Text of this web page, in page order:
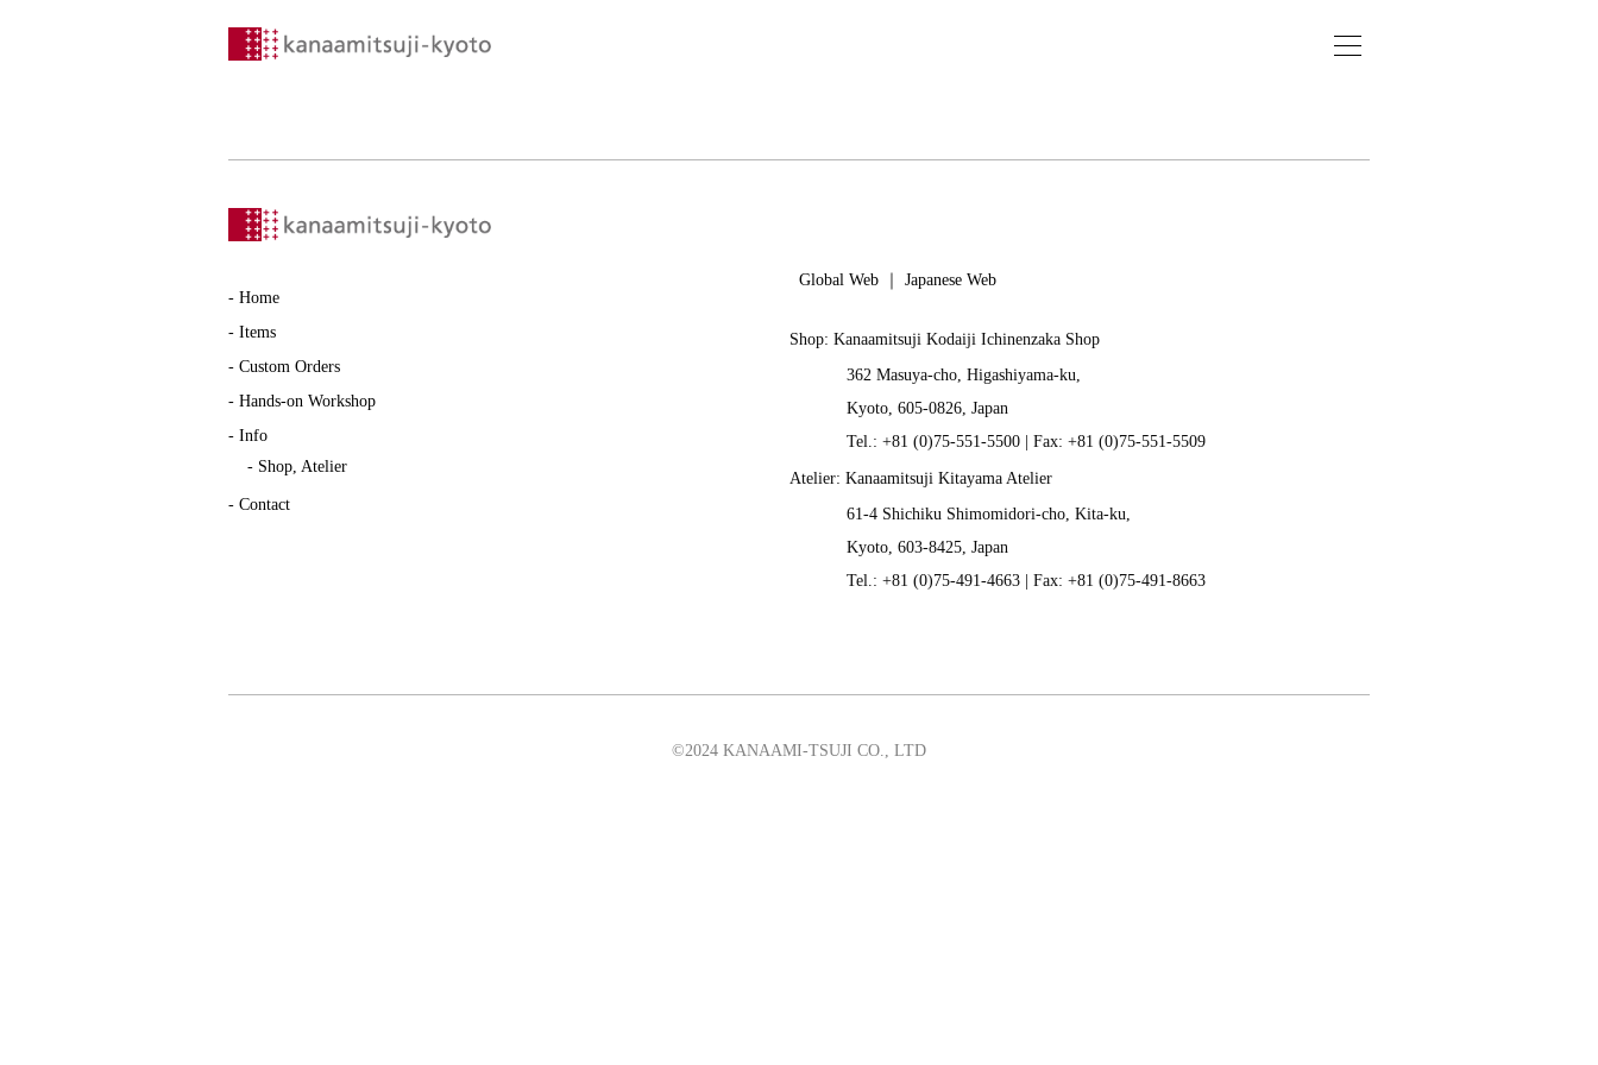
- Home
- Items
- Custom Orders
- Hands-on Workshop
- Info
- Shop, Atelier
- Contact
Global Web Japanese Web
Shop: Kanaamitsuji Kodaiji Ichinenzaka Shop
362 Masuya-cho, Higashiyama-ku,
Kyoto, 605-0826, Japan
Tel.: +81 (0)75-551-5500 | Fax: +81 (0)75-551-5509
Atelier: Kanaamitsuji Kitayama Atelier
61-4 Shichiku Shimomidori-cho, Kita-ku,
Kyoto, 603-8425, Japan
Tel.: +81 (0)75-491-4663 | Fax: +81 (0)75-491-8663
©2024 KANAAMI-TSUJI CO., LTD